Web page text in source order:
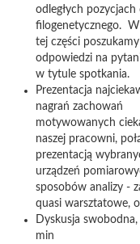
odległych pozycjach
filogenetycznego.
tej części poszukamy
odpowiedzi na
w tytule spotkania.
Prezentacja
nagrań zachowań
motywowanych
naszej pracowni,
prezentacją
urządzeń
sposobów analizy -
quasi warsztatowe,
Dyskusja
min